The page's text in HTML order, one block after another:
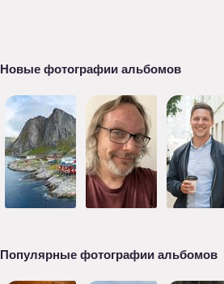
Новые фотографии альбомов
Популярные фотографии альбомов